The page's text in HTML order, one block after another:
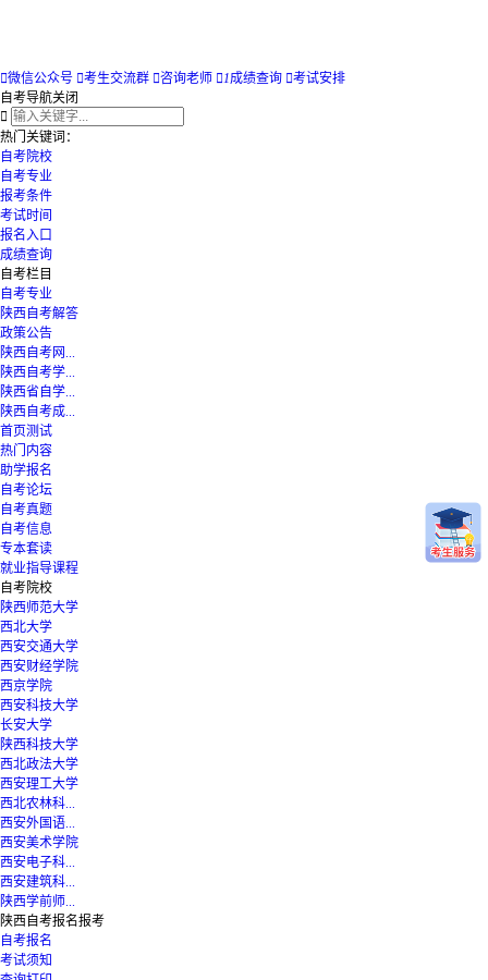
微信公众号 考生交流群 咨询老师 1成绩查询 考试安排
自考导航关闭

热门关键词：
自考院校
自考专业
报考条件
考试时间
报名入口
成绩查询
自考栏目
自考专业
陕西自考解答
政策公告
陕西自考网...
陕西自考学...
陕西省自学...
陕西自考成...
首页测试
热门内容
助学报名
自考论坛
自考真题
自考信息
专本套读
就业指导课程
自考院校
陕西师范大学
西北大学
西安交通大学
西安财经学院
西京学院
西安科技大学
长安大学
陕西科技大学
西北政法大学
西安理工大学
西北农林科...
西安外国语...
西安美术学院
西安电子科...
西安建筑科...
陕西学前师...
陕西自考报名报考
自考报名
考试须知